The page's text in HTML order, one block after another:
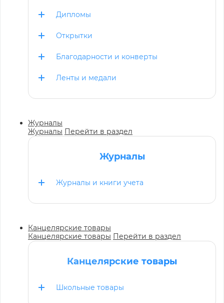
Дипломы
Открытки
Благодарности и конверты
Ленты и медали
Журналы
Журналы Перейти в раздел
Журналы
Журналы и книги учета
Канцелярские товары
Канцелярские товары Перейти в раздел
Канцелярские товары
Школьные товары